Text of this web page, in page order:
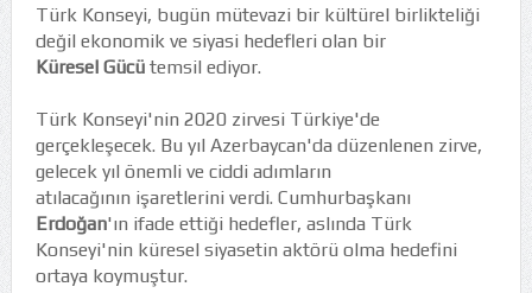
Türk Konseyi, bugün mütevazi bir kültürel birlikteliği
değil ekonomik ve siyasi hedefleri olan bir
Küresel Gücü temsil ediyor.
Türk Konseyi'nin 2020 zirvesi Türkiye'de
gerçekleşecek. Bu yıl Azerbaycan'da düzenlenen zirve,
gelecek yıl önemli ve ciddi adımların
atılacağının işaretlerini verdi. Cumhurbaşkanı
Erdoğan'ın ifade ettiği hedefler, aslında Türk
Konseyi'nin küresel siyasetin aktörü olma hedefini
ortaya koymuştur.